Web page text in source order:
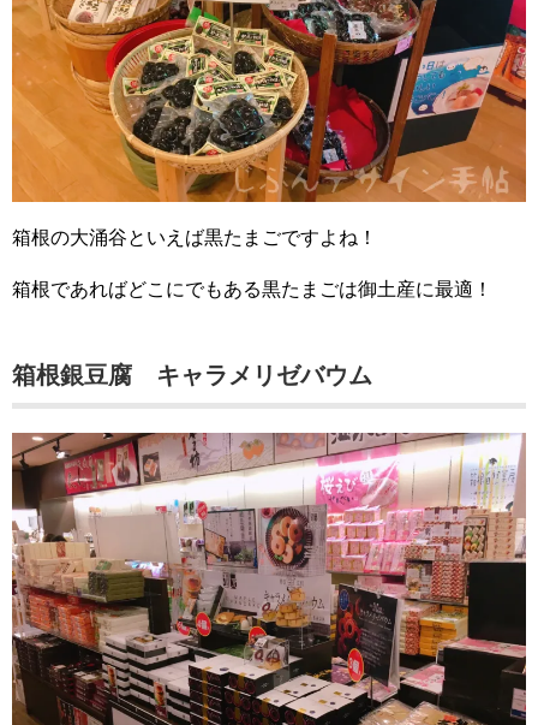
箱根の大涌谷といえば黒たまごですよね！
箱根であればどこにでもある黒たまごは御土産に最適！
箱根銀豆腐 キャラメリゼバウム